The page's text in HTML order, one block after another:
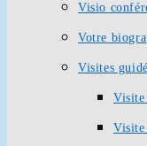
Visio
Votre
Visites
Visite
Visite